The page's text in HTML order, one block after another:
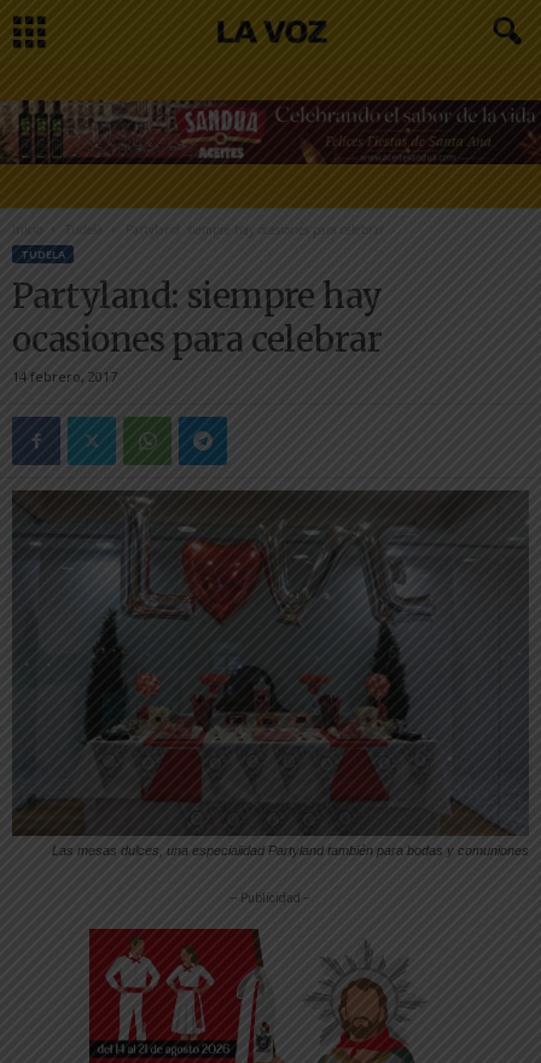
Inicio Tudela Partyland: siempre hay ocasiones para celebrar
TUDELA
Partyland: siempre hay
ocasiones para celebrar
14 febrero, 2017
Las mesas dulces, una especialidad Partyland también para bodas y comuniones
-- Publicidad --